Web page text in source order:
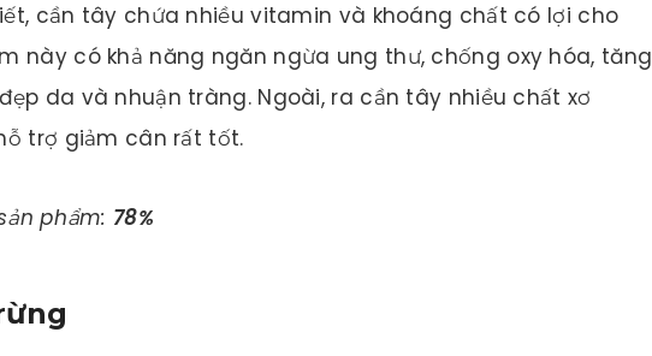
cần tây chứa nhiều vitamin và khoáng chất có lợi cho
này có khả năng ngăn ngừa ung thư, chống oxy hóa, tăng
da và nhuận tràng. Ngoài, ra cần tây nhiều chất xơ
trợ giảm cân rất tốt.
phẩm: 78%